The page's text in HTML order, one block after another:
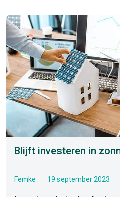
Blijft investeren in
Femke 19 september 2023